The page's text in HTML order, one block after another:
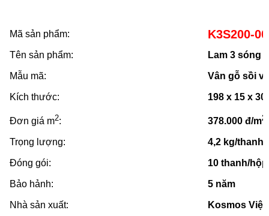
Mã sản phẩm: K3S200-
Tên sản phẩm: Lam 3 sóng
Mẫu mã: Vân gỗ sồi
Kích thước: 198 x 15 x
Đơn giá m2: 378.000 đ/m2
Trọng lượng: 4,2 kg/thanh,
Đóng gói: 10 thanh/hộp
Bảo hảnh: 5 năm
Nhà sản xuất: Kosmos Việt